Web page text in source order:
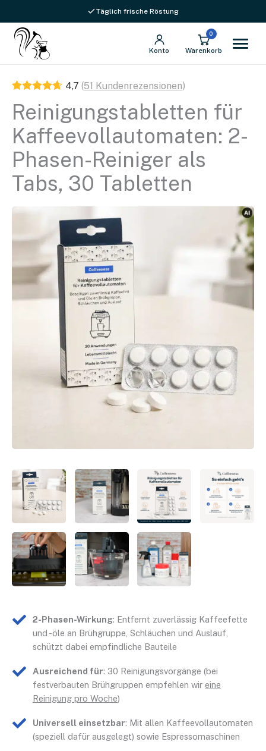
Täglich frische Röstung
Versandkostenfrei ab 69 € in DE
Konto
0
Warenkorb
4,7 (51 Kundenrezensionen)
Reinigungstabletten für
Kaffeevollautomaten: 2-
Phasen-Reiniger als
Tabs, 30 Tabletten
2-Phasen-Wirkung: Entfernt zuverlässig Kaffeefette
und -öle an Brühgruppe, Schläuchen und Auslauf,
schützt dabei empfindliche Bauteile
Ausreichend für: 30 Reinigungsvorgänge (bei
festverbauten Brühgruppen empfehlen wir eine
Reinigung pro Woche)
Universell einsetzbar: Mit allen Kaffeevollautomaten
(speziell dafür ausgelegt) sowie Espressomaschinen